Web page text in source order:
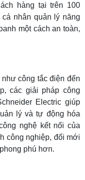
hàng tại trên 100
nhân quản lý năng
một cách an toàn,
công tắc điện đến
các giải pháp công
Electric giúp
lý và tự động hóa
nghệ kết nối của
công nghiệp, đổi mới
phú hơn.